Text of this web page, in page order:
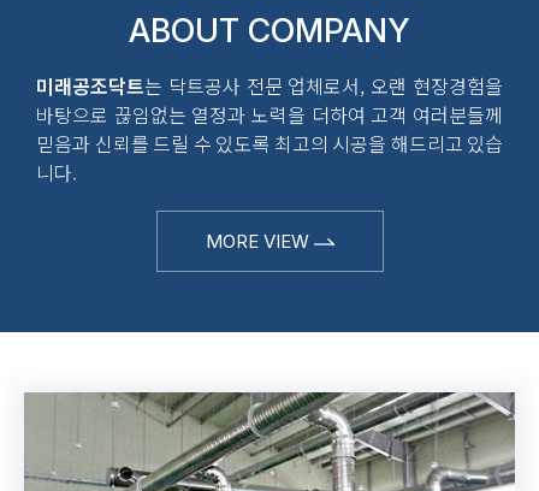
ABOUT COMPANY
미래공조닥트는 닥트공사 전문 업체로서, 오랜 현장경험을
바탕으로 끊임없는 열정과 노력을 더하여 고객 여러분들께
믿음과 신뢰를 드릴 수 있도록 최고의 시공을 해드리고 있습
니다.
MORE VIEW